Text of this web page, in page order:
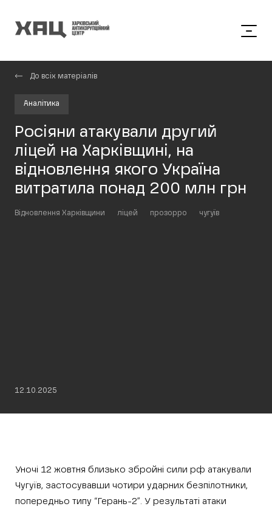
До всіх матеріалів
Аналітика
Росіяни атакували другий
ліцей на Харківщині, на
відновлення якого Україна
витратила понад 200 млн грн
Відновлення Харківщини ліцей прозорро чугуїв
12.10.2025
Уночі 12 жовтня близько збройні сили рф атакували
Чугуїв, застосувавши чотири ударних безпілотники,
попередньо типу “Герань-2”. У результаті атаки